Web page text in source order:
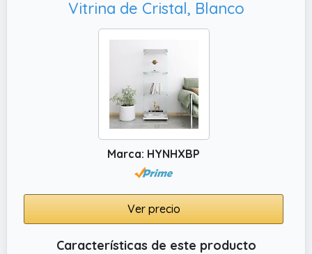
Vitrina de Cristal, Blanco
Marca: HYNHXBP
Ver precio
Características de este producto